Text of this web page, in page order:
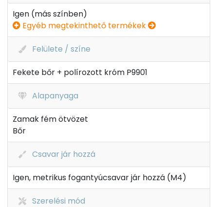
Igen (más színben)
Egyéb megtekinthető termékek
Felülete / színe
Fekete bőr + polírozott króm P9901
Alapanyaga
Zamak fém ötvözet
Bőr
Csavar jár hozzá
Igen, metrikus fogantyúcsavar jár hozzá (M4)
Szerelési mód